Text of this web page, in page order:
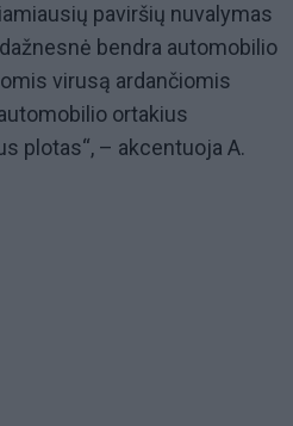
paviršių nuvalymas
bendra automobilio
virusą ardančiomis
ortakius
plotas“, – akcentuoja A.